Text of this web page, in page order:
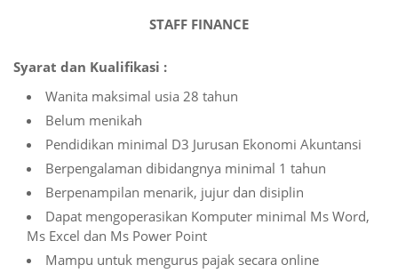
STAFF FINANCE
Syarat dan Kualifikasi :
Wanita maksimal usia 28 tahun
Belum menikah
Pendidikan minimal D3 Jurusan Ekonomi Akuntansi
Berpengalaman dibidangnya minimal 1 tahun
Berpenampilan menarik, jujur dan disiplin
Dapat mengoperasikan Komputer minimal Ms Word,
Ms Excel dan Ms Power Point
Mampu untuk mengurus pajak secara online